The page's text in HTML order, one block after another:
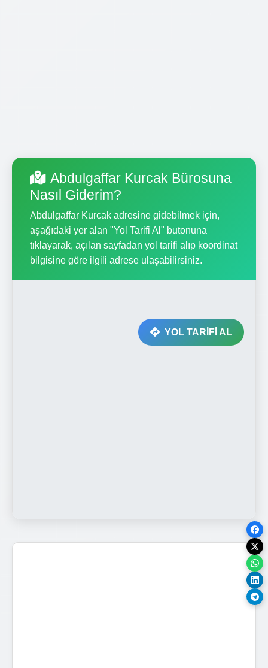
Abdulgaffar Kurcak Bürosuna
Nasıl Giderim?
Abdulgaffar Kurcak adresine gidebilmek için,
aşağıdaki yer alan "Yol Tarifi Al" butonuna
tıklayarak, açılan sayfadan yol tarifi alıp koordinat
bilgisine göre ilgili adrese ulaşabilirsiniz.
YOL TARİFİ AL